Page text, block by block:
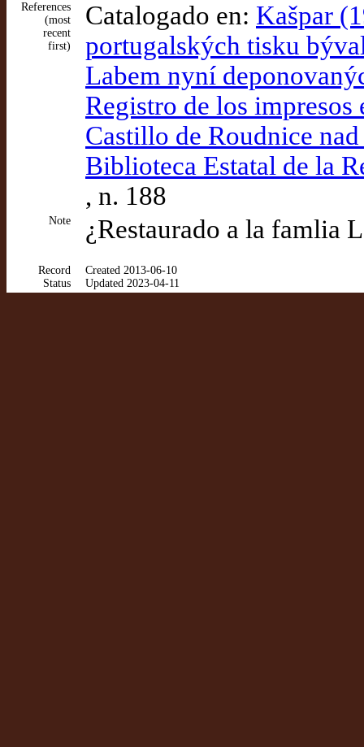
References
(most
recent
first)
Catalogado en: Kašpar
portugalských tisku
Labem nyní
Registro de los
Castillo de Roudnice
Biblioteca Estatal de la
, n. 188
Note ¿Restaurado a la famlia
Record
Status
Created 2013-06-10
Updated 2023-04-11